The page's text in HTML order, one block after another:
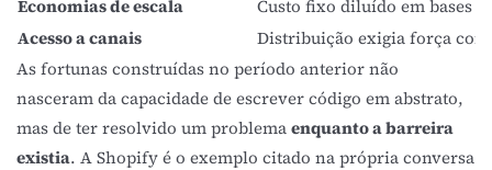
Economias de escala
Custo fixo diluído em bases
Acesso a canais
Distribuição exigia força
As fortunas construídas no período anterior não
nasceram da capacidade de escrever código em abstrato,
mas de ter resolvido um problemaenquanto a barreira
existia. AShopifyé o exemplo citado na própria conversa